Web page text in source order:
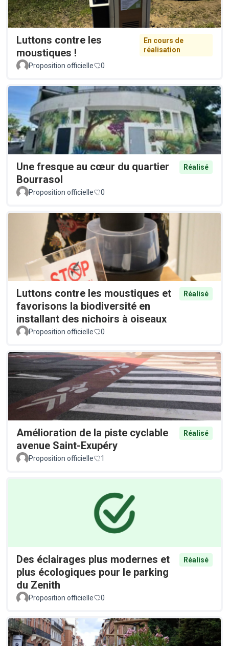
Luttons contre les
moustiques !
En cours de
réalisation
Proposition officielle
0
Une fresque au cœur du quartier
Bourrasol
Réalisé
Proposition officielle 0
Luttons contre les moustiques et
favorisons la biodiversité en
installant des nichoirs à oiseaux
Réalisé
Proposition officielle 0
Amélioration de la piste cyclable
avenue Saint-Exupéry
Réalisé
Proposition officielle 1
Des éclairages plus modernes et
plus écologiques pour le parking
du Zenith
Réalisé
Proposition officielle 0